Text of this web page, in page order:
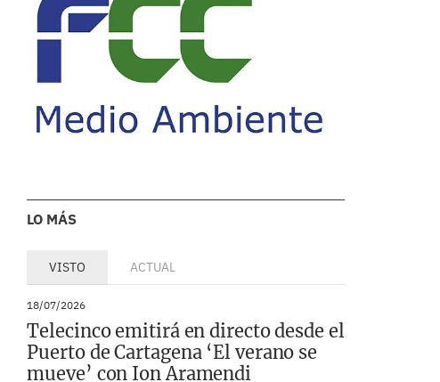
LO MÁS
VISTO ACTUAL
18/07/2026
Telecinco emitirá en directo desde el
Puerto de Cartagena ‘El verano se
mueve’ con Ion Aramendi